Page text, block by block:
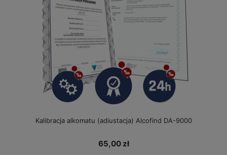
Kalibracja alkomatu (adiustacja) Alcofind DA-9000
65,00 zł